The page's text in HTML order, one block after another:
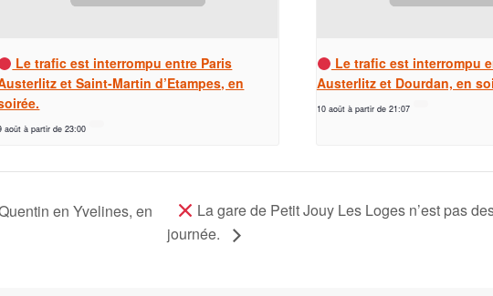
Le trafic est interrompu entre Paris
et Saint-Martin d’Etampes, en
août à partir de 23:00
Le trafic est interrompu
Austerlitz et Dourdan, en
10 août à partir de 21:07
en Yvelines, en
La gare de Petit Jouy Les Loges n’est pas
journée.